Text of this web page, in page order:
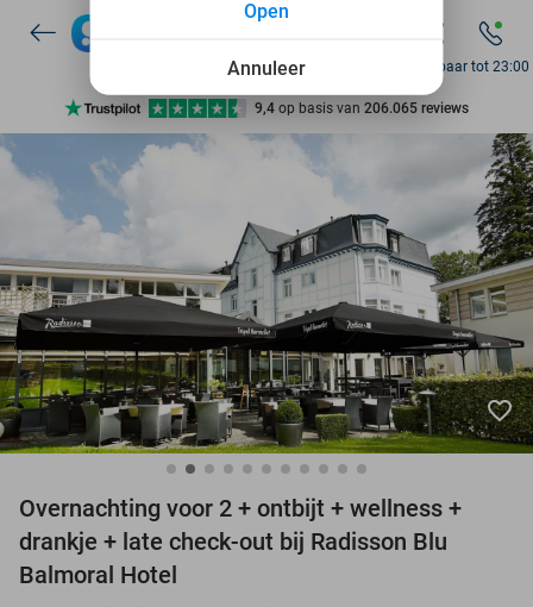
10+ miljoen leden
9,4 op basis van 206.065 reviews
Ontdek 15.000+ deals
7 dagen per week beschikbaar
10+ miljoen leden
Bereikbaar tot 23:00
favorite_border
Overnachting voor 2 + ontbijt + wellness +
drankje + late check-out bij Radisson Blu
Balmoral Hotel
Annuleer
Open